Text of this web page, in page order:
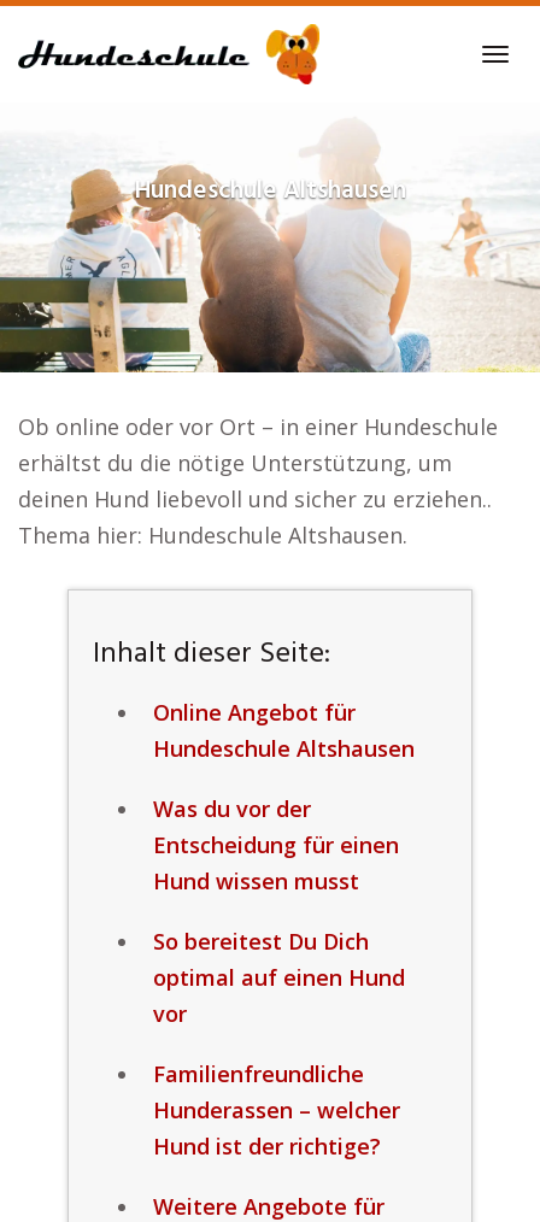
to
HundeschuleAltshausen
Ob online oder vor Ort – in einer Hundeschule
erhältst du die nötige Unterstützung, um
deinen Hund liebevoll und sicher zu erziehen..
Thema hier: Hundeschule Altshausen.
Inhalt dieser Seite:
Online Angebot für
Hundeschule Altshausen
Was du vor der
Entscheidung für einen
Hund wissen musst
So bereitest Du Dich
optimal auf einen Hund
vor
Familienfreundliche
Hunderassen – welcher
Hund ist der richtige?
Weitere Angebote für